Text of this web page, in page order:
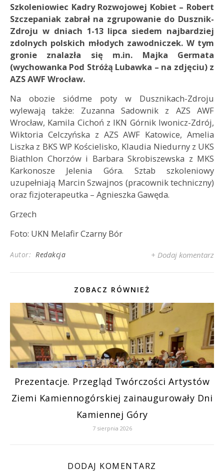
Szkoleniowiec Kadry Rozwojowej Kobiet – Robert
Szczepaniak zabrał na zgrupowanie do Dusznik-
Zdroju w dniach 1-13 lipca siedem najbardziej
zdolnych polskich młodych zawodniczek. W tym
gronie znalazła się m.in. Majka Germata
(wychowanka Pod Stróżą Lubawka – na zdjęciu) z
AZS AWF Wrocław.
Na obozie siódme poty w Dusznikach-Zdroju
wylewają także: Zuzanna Sadownik z AZS AWF
Wrocław, Kamila Cichoń z IKN Górnik Iwonicz-Zdrój,
Wiktoria Celczyńska z AZS AWF Katowice, Amelia
Liszka z BKS WP Kościelisko, Klaudia Niedurny z UKS
Biathlon Chorzów i Barbara Skrobiszewska z MKS
Karkonosze Jelenia Góra. Sztab szkoleniowy
uzupełniają Marcin Szwajnos (pracownik techniczny)
oraz fizjoterapeutka – Agnieszka Gawęda.
Grzech
Foto: UKN Melafir Czarny Bór
Autor: Redakcja + Dodaj komentarz
ZOBACZ RÓWNIEŻ
Prezentacje. Przegląd Twórczości Artystów
Ziemi Kamiennogórskiej zainaugurowały Dni
Kamiennej Góry
7 sierpnia 2026
DODAJ KOMENTARZ